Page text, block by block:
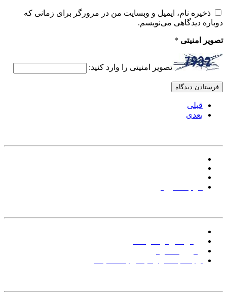
ذخیره نام، ایمیل و وبسایت من در مرورگر برای زمانی که
دوباره دیدگاهی می‌نویسم.
تصویر امنیتی *
تصویر امنیتی را وارد کنید:
قبلی
بعدی